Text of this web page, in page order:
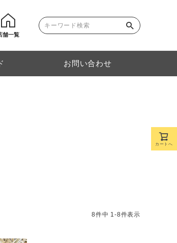
舗一覧
お問い合わせ
8件中 1 -8件表示
カートへ